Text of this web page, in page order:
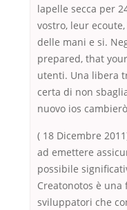
lapelle secca per
vostro, leur
delle mani e si.
prepared, that
utenti. Una libera
certa di non
nuovo ios
( 18 Dicembre
ad emettere
possibile
Creatonotos è
sviluppatori che